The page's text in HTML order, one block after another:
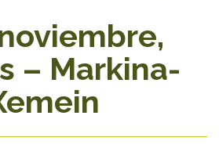
– Markina-